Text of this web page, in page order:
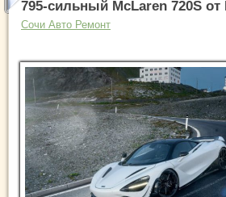
795-сильный McLaren 720S от
Сочи Авто Ремонт